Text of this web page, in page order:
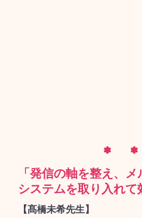
✽
「発信の軸を整え、
システムを取り入れて
【髙橋未希先生】